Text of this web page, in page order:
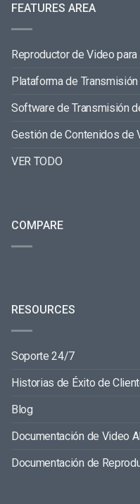
FEATURES AREA
Reproductor de Video
Plataforma de
Software de Transmisión
Gestión de Contenidos de
VER TODO
COMPARE
RESOURCES
Soporte 24/7
Historias de Éxito de
Blog
Documentación de Video
Documentación de